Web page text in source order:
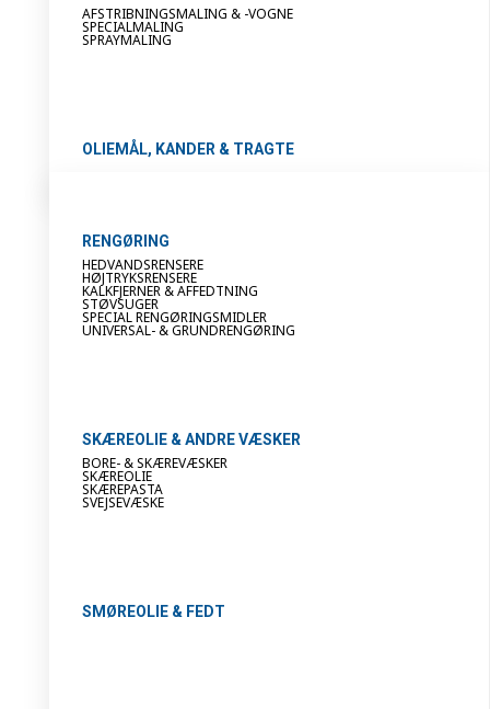
AFSTRIBNINGSMALING & -VOGNE
SPECIALMALING
SPRAYMALING
OLIEMÅL, KANDER & TRAGTE
RENGØRING
HEDVANDSRENSERE
HØJTRYKSRENSERE
KALKFJERNER & AFFEDTNING
STØVSUGER
SPECIAL RENGØRINGSMIDLER
UNIVERSAL- & GRUNDRENGØRING
SKÆREOLIE & ANDRE VÆSKER
BORE- & SKÆREVÆSKER
SKÆREOLIE
SKÆREPASTA
SVEJSEVÆSKE
SMØREOLIE & FEDT